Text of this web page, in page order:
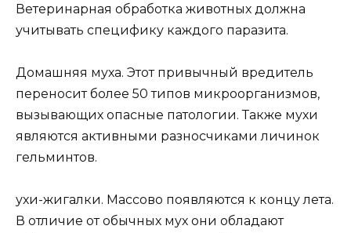
Ветеринарная обработка животных должна
учитывать специфику каждого паразита.
Домашняя муха. Этот привычный вредитель
переносит более 50 типов микроорганизмов,
вызывающих опасные патологии. Также мухи
являются активными разносчиками личинок
гельминтов.
ухи-жигалки. Массово появляются к концу лета.
В отличие от обычных мух они обладают